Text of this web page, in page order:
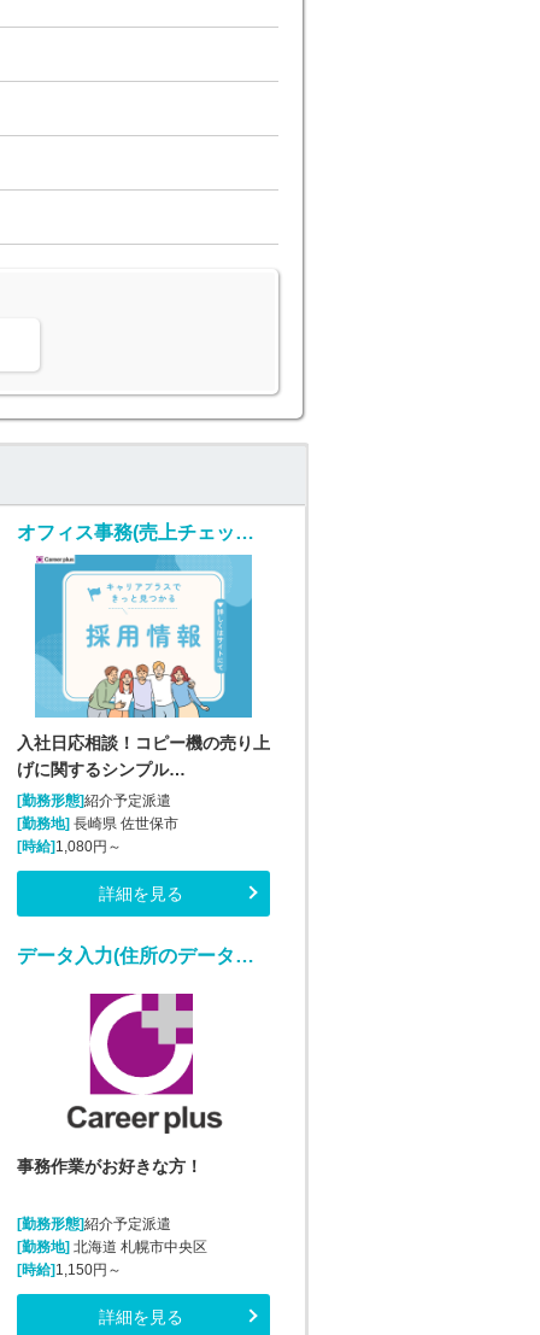
オフィス事務(売上チェック事務/入社日応相談/土日祝休み)
入社日応相談！コピー機の売り上
げに関するシンプル…
[勤務形態]紹介予定派遣
[勤務地] 長崎県 佐世保市
[時給] 1,080円～
詳細を見る
データ入力(住所のデータ入力・補正業務)
事務作業がお好きな方！
[勤務形態]紹介予定派遣
[勤務地] 北海道 札幌市中央区
[時給] 1,150円～
詳細を見る